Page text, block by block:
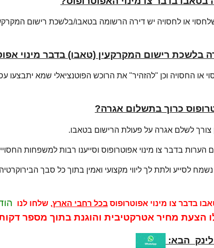
או לחסויה יש דירה הרשומה בטאבו/בלשכת רישום
בלשכת רישום המקרקעין (טאבו) בדבר מינוי
או החסויה וכן "להזהיר" את הרוכש הפוטנציאלי שמא יתבצעו
כרוך בתשלום אגרה?
צורך לשלם אגרה על פעולת הרישום בטאבו.
הערות בדבר צו מינוי אפוטרופוס וסייענו רבות למשפחות
לסייע ולתת לך ליווי מקצועי ואמין בתוך כל סבך
בדבר צו מינוי אפוטרופוס בכל רחבי הארץ, שלחו לנו
הצעת מחיר אטרקטיבית והוגנת בתוך מספר
הבא: